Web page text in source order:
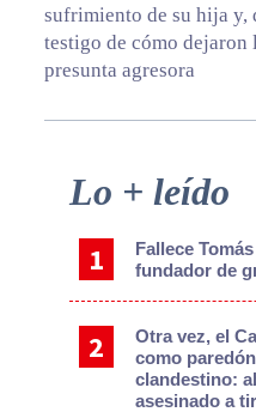
sufrimiento de su hija y,
testigo de cómo dejaron
presunta agresora
Primary
Sidebar
Lo + leído
Fallece
fundador de
Otra vez, el
como
clandestino:
asesinado a